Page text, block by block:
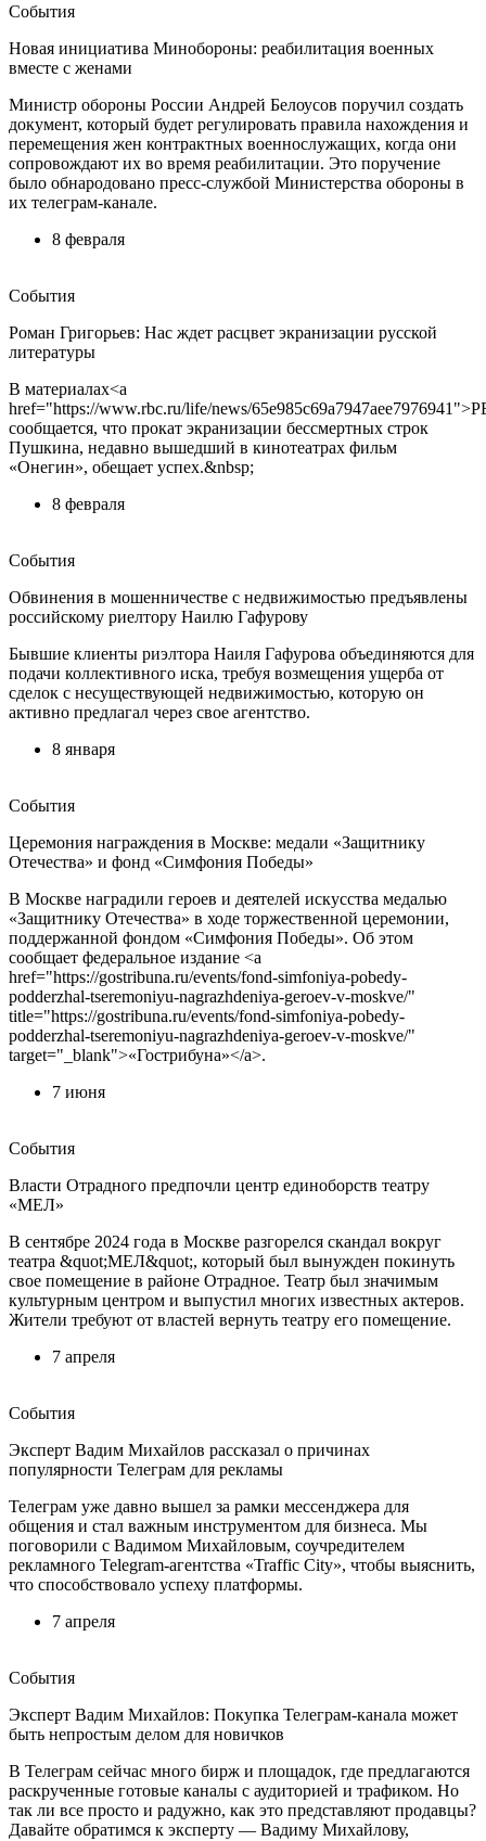
События
Новая инициатива Минобороны: реабилитация военных
вместе с женами
Министр обороны России Андрей Белоусов поручил создать
документ, который будет регулировать правила нахождения и
перемещения жен контрактных военнослужащих, когда они
сопровождают их во время реабилитации. Это поручение
было обнародовано пресс-службой Министерства обороны в
их телеграм-канале.
8 февраля
События
Роман Григорьев: Нас ждет расцвет экранизации русской
литературы
В материалах<a
href="https://www.rbc.ru/life/news/
сообщается, что прокат экранизации бессмертных строк
Пушкина, недавно вышедший в кинотеатрах фильм
«Онегин», обещает успех.&nbsp;
8 февраля
События
Обвинения в мошенничестве с недвижимостью предъявлены
российскому риелтору Наилю Гафурову
Бывшие клиенты риэлтора Наиля Гафурова объединяются для
подачи коллективного иска, требуя возмещения ущерба от
сделок с несуществующей недвижимостью, которую он
активно предлагал через свое агентство.
8 января
События
Церемония награждения в Москве: медали «Защитнику
Отечества» и фонд «Симфония Победы»
В Москве наградили героев и деятелей искусства медалью
«Защитнику Отечества» в ходе торжественной церемонии,
поддержанной фондом «Симфония Победы». Об этом
сообщает федеральное издание <a
href="https://gostribuna.ru/events/fond-simfoniya-pobedy-
podderzhal-tseremoniyu-nagrazhdeniya-geroev-v-moskve/"
title="https://gostribuna.ru/events/fond-simfoniya-pobedy-
podderzhal-tseremoniyu-nagrazhdeniya-geroev-v-moskve/"
target="_blank">«Гострибуна»</a>.
7 июня
События
Власти Отрадного предпочли центр единоборств театру
«МЕЛ»
В сентябре 2024 года в Москве разгорелся скандал вокруг
театра &quot;МЕЛ&quot;, который был вынужден покинуть
свое помещение в районе Отрадное. Театр был значимым
культурным центром и выпустил многих известных актеров.
Жители требуют от властей вернуть театру его помещение.
7 апреля
События
Эксперт Вадим Михайлов рассказал о причинах
популярности Телеграм для рекламы
Телеграм уже давно вышел за рамки мессенджера для
общения и стал важным инструментом для бизнеса. Мы
поговорили с Вадимом Михайловым, соучредителем
рекламного Telegram-агентства «Traffic City», чтобы выяснить,
что способствовало успеху платформы.
7 апреля
События
Эксперт Вадим Михайлов: Покупка Телеграм-канала может
быть непростым делом для новичков
В Телеграм сейчас много бирж и площадок, где предлагаются
раскрученные готовые каналы с аудиторией и трафиком. Но
так ли все просто и радужно, как это представляют продавцы?
Давайте обратимся к эксперту — Вадиму Михайлову,